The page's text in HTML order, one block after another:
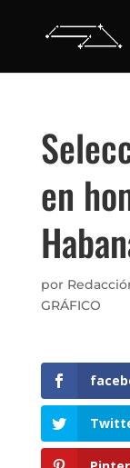
en
por
GRÁFICO